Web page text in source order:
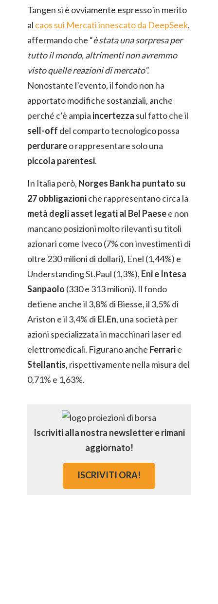
Tangen si è ovviamente espresso in merito
al caos sui Mercati innescato da DeepSeek,
affermando che “è stata una sorpresa per
tutto il mondo, altrimenti non avremmo
visto quelle reazioni di mercato”.
Nonostante l’evento, il fondo non ha
apportato modifiche sostanziali, anche
perché c’è ampia incertezza sul fatto che il
sell-off del comparto tecnologico possa
perdurareo rappresentare solo una
piccola parentesi.
In Italia però, Norges Bank ha puntato su
27 obbligazioniche rappresentano circa la
metà degli asset legati al Bel Paesee non
mancano posizioni molto rilevanti su titoli
azionari come Iveco (7% con investimenti di
oltre 230 milioni di dollari), Enel (1,44%) e
Understanding St.Paul (1,3%), Eni e Intesa
Sanpaolo (330 e 313 milioni). Il fondo
detiene anche il 3,8% di Biesse, il 3,5% di
Ariston e il 3,4% di El.En, una società per
azioni specializzata in macchinari laser ed
elettromedicali. Figurano anche Ferrarie
Stellantis, rispettivamente nella misura del
0,71% e 1,63%.
Iscriviti alla nostra newsletter e rimani
aggiornato!
ISCRIVITI ORA!